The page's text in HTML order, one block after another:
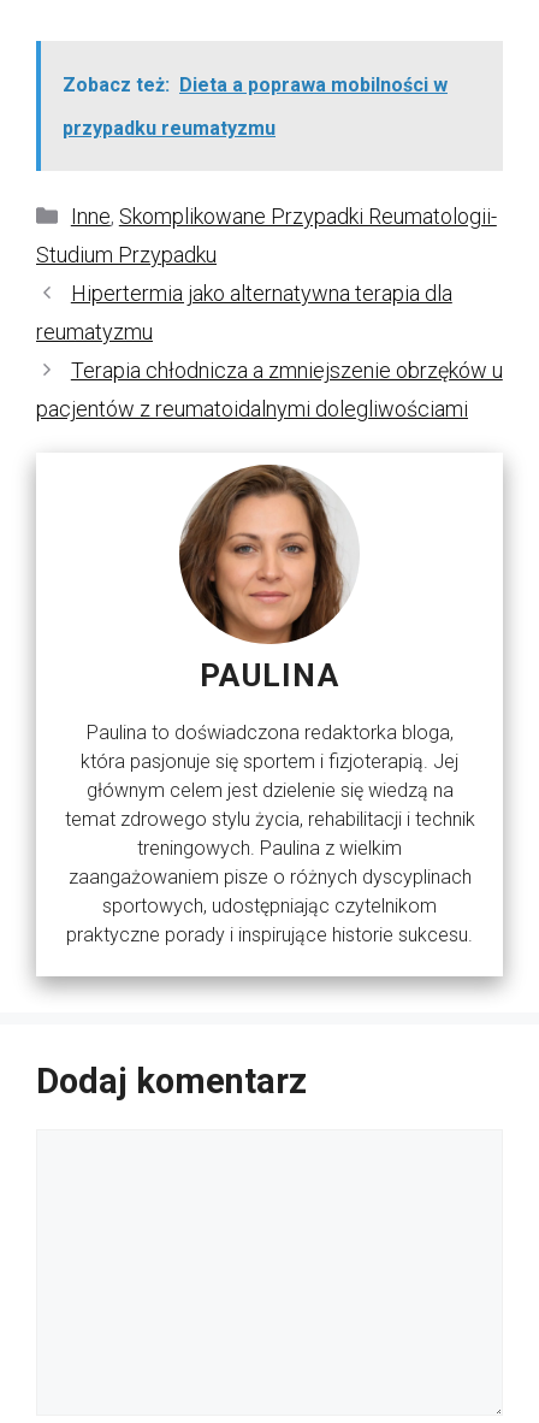
Zobacz też: Dieta a poprawa mobilności w
przypadku reumatyzmu
Kategorie
Inne, Skomplikowane Przypadki Reumatologii-
Studium Przypadku
Hipertermia jako alternatywna terapia dla
reumatyzmu
Terapia chłodnicza a zmniejszenie obrzęków u
pacjentów z reumatoidalnymi dolegliwościami
PAULINA
Paulina to doświadczona redaktorka bloga,
która pasjonuje się sportem i fizjoterapią. Jej
głównym celem jest dzielenie się wiedzą na
temat zdrowego stylu życia, rehabilitacji i technik
treningowych. Paulina z wielkim
zaangażowaniem pisze o różnych dyscyplinach
sportowych, udostępniając czytelnikom
praktyczne porady i inspirujące historie sukcesu.
Dodaj komentarz